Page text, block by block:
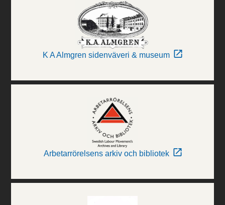
K A Almgren sidenväveri & museum
Arbetarrörelsens arkiv och bibliotek